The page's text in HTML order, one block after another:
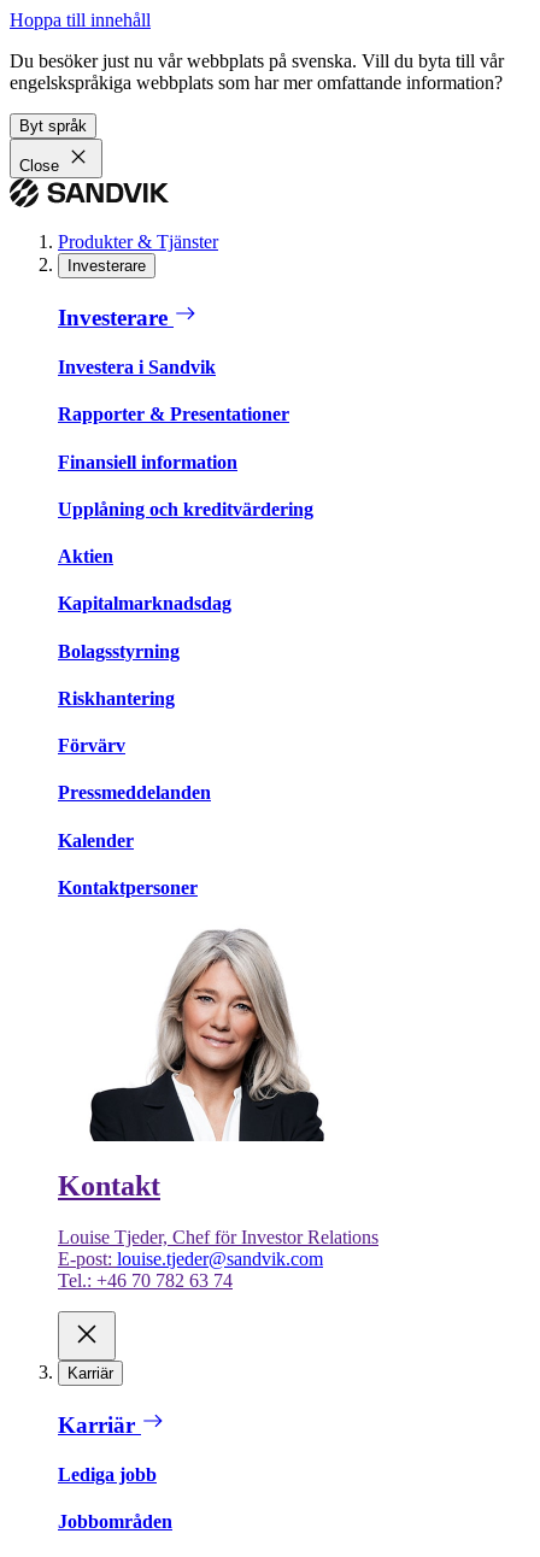
Hoppa till innehåll
Du besöker just nu vår webbplats på svenska. Vill du byta till vår
engelskspråkiga webbplats som har mer omfattande information?
Byt språk
Close
Produkter & Tjänster
Investerare
Investerare
Investera i Sandvik
Rapporter & Presentationer
Finansiell information
Upplåning och kreditvärdering
Aktien
Kapitalmarknadsdag
Bolagsstyrning
Riskhantering
Förvärv
Pressmeddelanden
Kalender
Kontaktpersoner
Kontakt
Louise Tjeder, Chef för Investor Relations
E-post: louise.tjeder@sandvik.com
Tel.: +46 70 782 63 74
Karriär
Karriär
Lediga jobb
Jobbområden